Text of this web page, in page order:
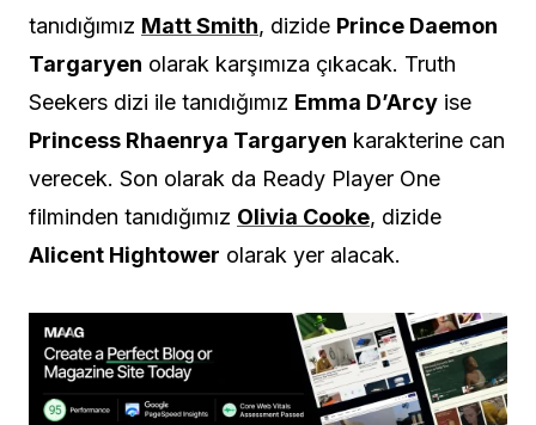
tanıdığımız Matt Smith, dizide Prince Daemon
Targaryen olarak karşımıza çıkacak. Truth
Seekers dizi ile tanıdığımız Emma D’Arcy ise
Princess Rhaenrya Targaryen karakterine can
verecek. Son olarak da Ready Player One
filminden tanıdığımız Olivia Cooke, dizide
Alicent Hightower olarak yer alacak.